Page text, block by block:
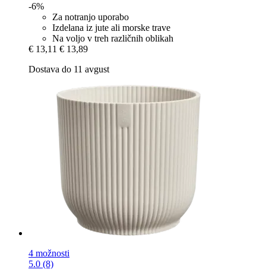
-6%
Za notranjo uporabo
Izdelana iz jute ali morske trave
Na voljo v treh različnih oblikah
€ 13,11 € 13,89
Dostava do 11 avgust
4 možnosti
5.0 (8)